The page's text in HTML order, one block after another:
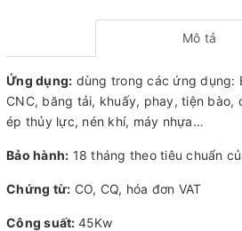
Mô tả
Ứng dụng: dùng trong các ứng dụng:
CNC, băng tải, khuấy, phay, tiện bào,
ép thủy lực, nén khí, máy nhựa…
Bảo hành: 18 tháng theo tiêu chuẩn
Chứng từ: CO, CQ, hóa đơn VAT
Công suất: 45Kw